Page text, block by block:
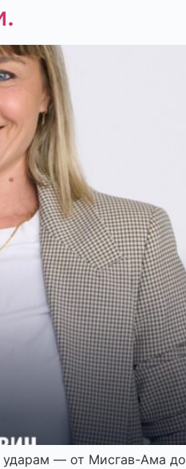
ударам — от Мисгав-Ама до